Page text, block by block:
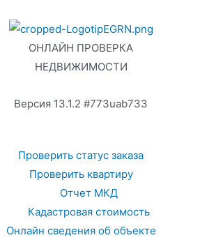
ОНЛАЙН ПРОВЕРКА
НЕДВИЖИМОСТИ
Версия 13.1.2 #773uab733
Проверить статус заказа
Проверить квартиру
Отчет МКД
Кадастровая стоимость
Онлайн сведения об объекте